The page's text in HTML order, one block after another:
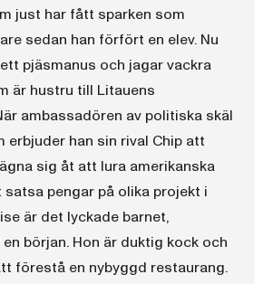
just har fått sparken som
sedan han förfört en elev. Nu
pjäsmanus och jagar vackra
är hustru till Litauens
ambassadören av politiska skäl
erbjuder han sin rival Chip att
sig åt att lura amerikanska
pengar på olika projekt i
är det lyckade barnet,
början. Hon är duktig kock och
förestå en nybyggd restaurang.